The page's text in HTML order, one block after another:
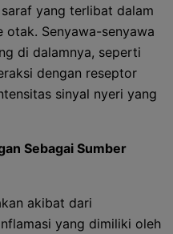
yang terlibat dalam
otak. Senyawa-senyawa
di dalamnya, seperti
dengan reseptor
sinyal nyeri yang
Sebagai Sumber
akibat dari
yang dimiliki oleh